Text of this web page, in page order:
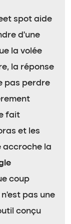
spot aide
d’une
la volée
la réponse
pas perdre
fait
et les
accroche la
coup
pas une
conçu